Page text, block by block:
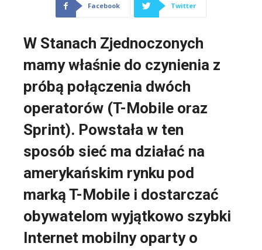
Facebook Twitter
W Stanach Zjednoczonych
mamy właśnie do czynienia z
próbą połączenia dwóch
operatorów (T-Mobile oraz
Sprint). Powstała w ten
sposób sieć ma działać na
amerykańskim rynku pod
marką T-Mobile i dostarczać
obywatelom wyjątkowo szybki
Internet mobilny oparty o